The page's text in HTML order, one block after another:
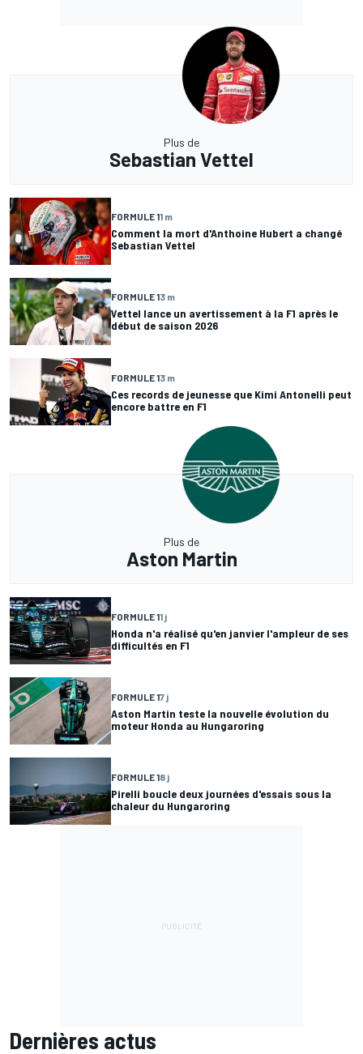
Plus de
Sebastian Vettel
FORMULE 11 m
Comment la mort d'Anthoine Hubert a changé
Sebastian Vettel
FORMULE 13 m
Vettel lance un avertissement à la F1 après le
début de saison 2026
FORMULE 13 m
Ces records de jeunesse que Kimi Antonelli peut
encore battre en F1
Plus de
Aston Martin
FORMULE 11 j
Honda n'a réalisé qu'en janvier l'ampleur de ses
difficultés en F1
FORMULE 17 j
Aston Martin teste la nouvelle évolution du
moteur Honda au Hungaroring
FORMULE 18 j
Pirelli boucle deux journées d'essais sous la
chaleur du Hungaroring
Dernières actus